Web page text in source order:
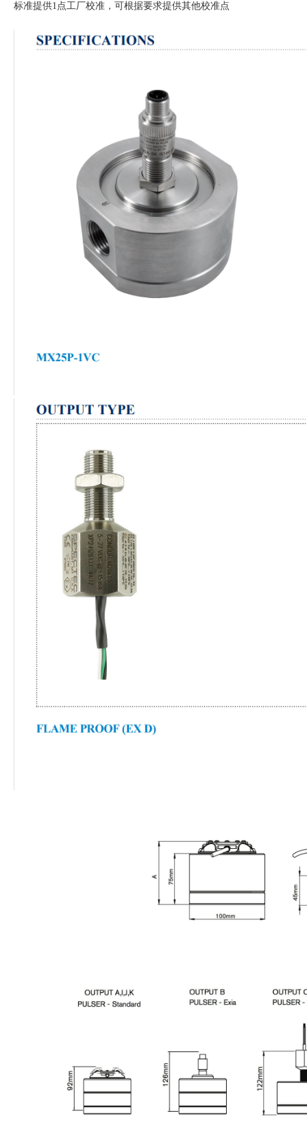
标准提供1点工厂校准，可根据要求提供其他校准点